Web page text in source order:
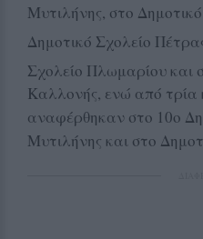
Μυτιλήνης, στο
Δημοτικό Σχολείο
Σχολείο Πλωμαρίου και
Καλλονής, ενώ από
αναφέρθηκαν στο 10ο
Μυτιλήνης και στο